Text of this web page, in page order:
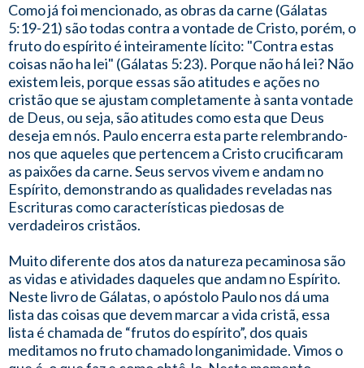
Como já foi mencionado, as obras da carne (Gálatas
5:19-21) são todas contra a vontade de Cristo, porém, o
fruto do espírito é inteiramente lícito: "Contra estas
coisas não ha lei" (Gálatas 5:23). Porque não há lei? Não
existem leis, porque essas são atitudes e ações no
cristão que se ajustam completamente à santa vontade
de Deus, ou seja, são atitudes como esta que Deus
deseja em nós. Paulo encerra esta parte relembrando-
nos que aqueles que pertencem a Cristo crucificaram
as paixões da carne. Seus servos vivem e andam no
Espírito, demonstrando as qualidades reveladas nas
Escrituras como características piedosas de
verdadeiros cristãos.
Muito diferente dos atos da natureza pecaminosa são
as vidas e atividades daqueles que andam no Espírito.
Neste livro de Gálatas, o apóstolo Paulo nos dá uma
lista das coisas que devem marcar a vida cristã, essa
lista é chamada de “frutos do espírito”, dos quais
meditamos no fruto chamado longanimidade. Vimos o